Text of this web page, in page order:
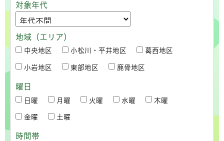
対象年代
地域（エリア）
中央地区 小松川・平井地区 葛西地区
小岩地区 東部地区 鹿骨地区
曜日
日曜 月曜 火曜 水曜 木曜
金曜 土曜
時間帯